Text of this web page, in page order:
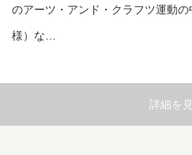
のアーツ・アンド・クラフツ運動
様）な…
詳細を